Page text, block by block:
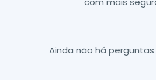
Ainda não há